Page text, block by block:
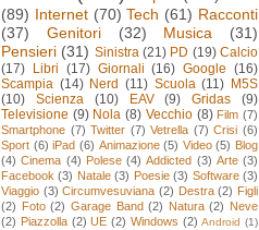
(89) Internet (70) Tech (61) Racconti
(37)
Genitori (32) Musica
(31)
Pensieri (31) Sinistra (21) PD (19) Calcio
(17)
Libri (17) Giornali (16) Google (16)
Scampia (14) Nerd (11) Scuola (11) M5S
(10)
Scienza (10) EAV (9) Gridas
(9)
Televisione (9) Nola (8) Vecchio (8) Film (7)
Smartphone (7) Twitter (7) Vetrella (7) Crisi (6)
Sport (6) iPad (6) Animazione (5) Video (5) Blog
(4) Cinema (4) Polese (4) Addicted (3) Arte (3)
Facebook (3) Natale (3) Poesie (3) Software (3)
Viaggio (3) Circumvesuviana (2) Destra (2) Figli
(2)
Foto (2) Garage Band (2) Natura (2) Neve
(2) Piazzolla (2) UE (2) Windows (2) Android (1)